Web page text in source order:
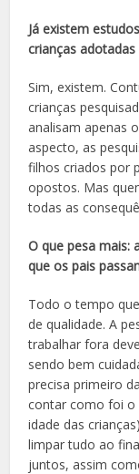
Já existem
crianças
Sim, existem.
crianças
analisam apenas
aspecto, as
filhos criados por
opostos. Mas
todas as
O que pesa mais:
que os pais
Todo o tempo
de qualidade. A
trabalhar fora
sendo bem
precisa primeiro
contar como foi o
idade das
limpar tudo ao
juntos, assim